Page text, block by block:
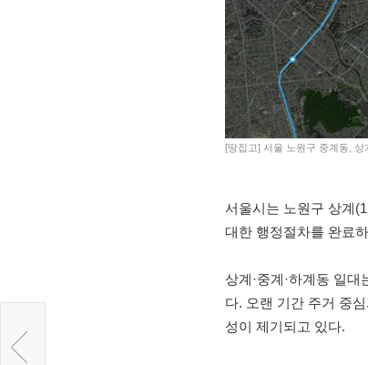
[땅집고] 서울 노원구 중계동,
서울시는 노원구 상계
대한 행정절차를 완료
상계·중계·하계동 일
다. 오랜 기간 주거 중
성이 제기되고 있다.